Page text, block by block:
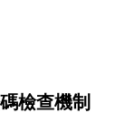
檢查機制